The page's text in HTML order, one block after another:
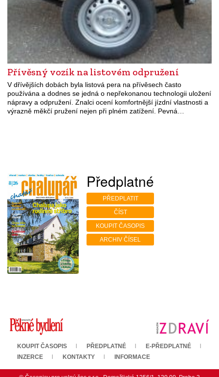
Přívěsný vozík na listovém odpružení
V dřívějších dobách byla listová pera na přívěsech často
používána a dodnes se jedná o nepřekonanou technologii uložení
nápravy a odpružení. Znalci ocení komfortnější jízdní vlastnosti a
výrazně měkčí pružení nejen při plném zatížení. Pevná…
Předplatné
PŘEDPLATIT
ČÍST
KOUPIT ČASOPIS
ARCHIV ČÍSEL
KOUPIT ČASOPIS PŘEDPLATNÉ
E-PŘEDPLATNÉ
INZERCE
KONTAKTY INFORMACE